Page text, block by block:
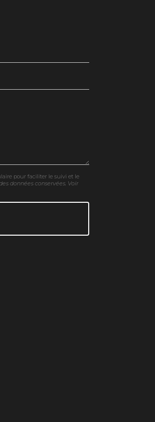
pour faciliter le suivi et le
données conservées. Voir